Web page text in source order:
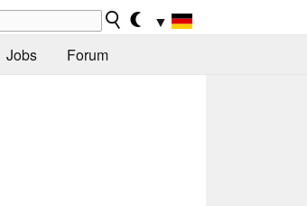
▼
Jobs Forum